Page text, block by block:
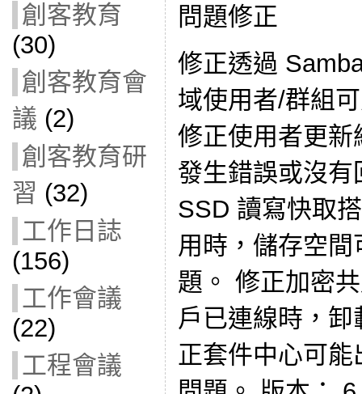
創客教育
(30)
創客教育會
議 (2)
創客教育研
習 (32)
工作日誌
(156)
工作會議
(22)
工程會議
問題修正
修正透過
域使用者/群組
修正使用者更
發生錯誤或沒
SSD 讀寫快取
用時，儲存空
題。 修正加密
戶已連線時，
正套件中心可